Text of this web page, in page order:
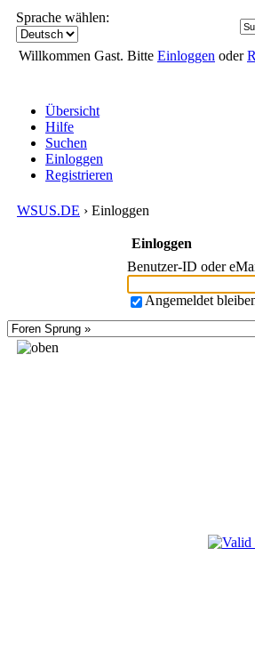
Sprache wählen:
Willkommen Gast. Bitte Einloggen oder
Übersicht
Hilfe
Suchen
Einloggen
Registrieren
WSUS.DE › Einloggen
Einloggen
Benutzer-ID oder
Angemeldet